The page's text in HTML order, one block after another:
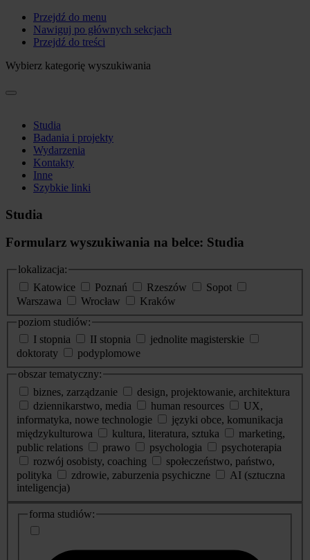
Przejdź do menu
Nawiguj po głównych sekcjach
Przejdź do treści
Wybierz kategorię wyszukiwania
Studia
Badania i projekty
Wydarzenia
Kontakty
Inne
Szybkie linki
Studia
Formularz wyszukiwania na belce: Studia
lokalizacja:
Katowice
Poznań Rzeszów
Sopot
Warszawa
Wrocław
Kraków
poziom studiów:
I stopnia
II stopnia
jednolite magisterskie
doktoraty
podyplomowe
obszar tematyczny:
biznes, zarządzanie
design, projektowanie, architektura
dziennikarstwo, media
human resources
UX,
informatyka, nowe technologie
języki obce, komunikacja
międzykulturowa
kultura, literatura, sztuka
marketing,
public relations
prawo psychologia
psychoterapia
rozwój osobisty, coaching
społeczeństwo, państwo,
polityka
zdrowie, zaburzenia psychiczne
AI (sztuczna
inteligencja)
dodatkowe
informacje
forma studiów: